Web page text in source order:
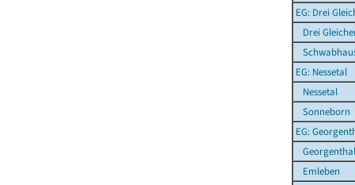
EG: Drei
Drei
EG: Nessetal
Nessetal
Sonneborn
EG:
Georgenthal
Emleben